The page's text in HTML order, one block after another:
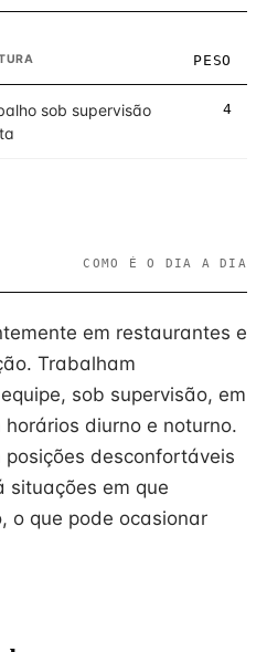
PESO
sob supervisão
4
COMO É O DIA A DIA
em restaurantes e
Trabalham
sob supervisão, em
diurno e noturno.
posições desconfortáveis
situações em que
o que pode ocasionar